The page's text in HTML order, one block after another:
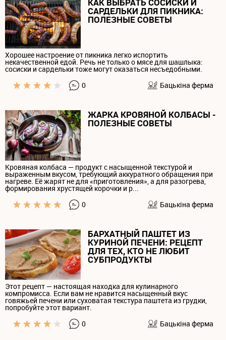
САРДЕЛЬКИ ДЛЯ ПИКНИКА:
ПОЛЕЗНЫЕ СОВЕТЫ
Хорошее настроение от пикника легко испортить
некачественной едой. Речь не только о мясе для шашлыка:
сосиски и сардельки тоже могут оказаться несъедобными.
Бацькiна ферма
0
ЖАРКА КРОВЯНОЙ КОЛБАСЫ -
ПОЛЕЗНЫЕ СОВЕТЫ
Кровяная колбаса — продукт с насыщенной текстурой и
выраженным вкусом, требующий аккуратного обращения при
нагреве. Её жарят не для «приготовления», а для разогрева,
формирования хрустящей корочки и р...
Бацькiна ферма
0
БАРХАТНЫЙ ПАШТЕТ ИЗ
КУРИНОЙ ПЕЧЕНИ: РЕЦЕПТ
ДЛЯ ТЕХ, КТО НЕ ЛЮБИТ
СУБПРОДУКТЫ
Этот рецепт — настоящая находка для кулинарного
компромисса. Если вам не нравится насыщенный вкус
говяжьей печени или суховатая текстура паштета из грудки,
попробуйте этот вариант.
Бацькiна ферма
0